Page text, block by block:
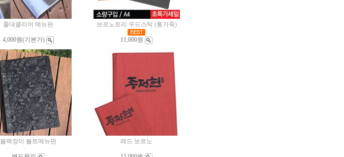
쫄대클리어 메뉴판
4,000원(기본가)
보르노트리 우드스틱 (통가죽)
11,000원
블랙장미 볼트메뉴판 레드 보르노